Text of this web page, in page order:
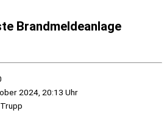
Brandmeldeanlage
2024, 20:13 Uhr